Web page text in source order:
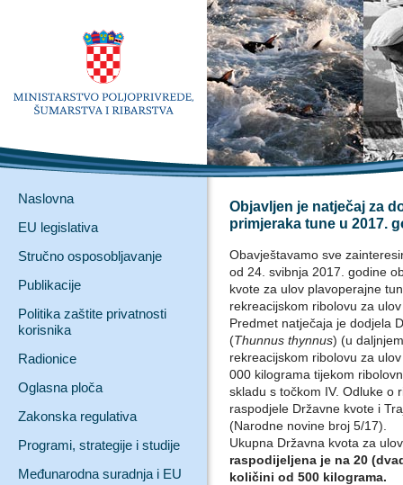
Naslovna
EU legislativa
Stručno osposobljavanje
Publikacije
Politika zaštite privatnosti
korisnika
Radionice
Oglasna ploča
Zakonska regulativa
Programi, strategije i studije
Međunarodna suradnja i EU
Objavljen je natječaj za
primjeraka tune u 2017.
Obavještavamo sve
od 24. svibnja 2017. godine
kvote za ulov plavoperajne
rekreacijskom ribolovu za
Predmet natječaja je dodjela
(Thunnus thynnus) (u
rekreacijskom ribolovu za
000 kilograma tijekom
skladu s točkom IV. Odluke o
raspodjele Državne kvote i
(Narodne novine broj 5/17).
Ukupna Državna kvota za
raspodijeljena je na 20
količini od 500 kilograma.